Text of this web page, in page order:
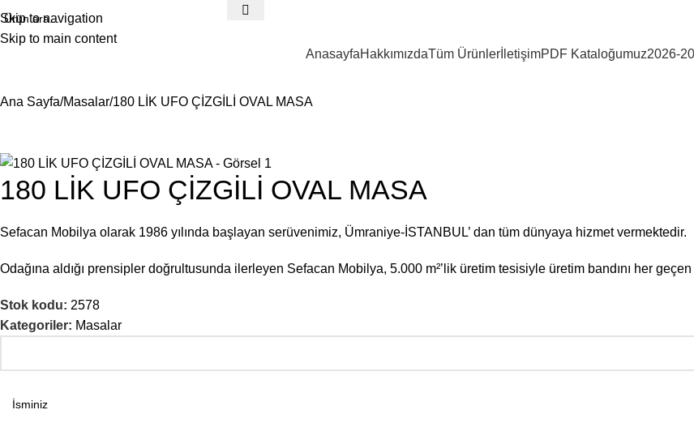
Skip to navigation
Skip to main content
AnasayfaHakkımızdaTüm Ürünler İletişimPDF Kataloğumuz2026-
Ana Sayfa Masalar 180 LİK UFO ÇİZGİLİ OVAL MASA
180 LİK UFO ÇİZGİLİ OVAL MASA
Sefacan Mobilya olarak 1986 yılında başlayan serüvenimiz, Ümraniye-İSTANBUL’ dan tüm dünyaya hizmet vermektedir.
Odağına aldığı prensipler doğrultusunda ilerleyen Sefacan Mobilya, 5.000 m²’lik üretim tesisiyle üretim bandını her
Stok kodu: 2578
Kategoriler: Masalar